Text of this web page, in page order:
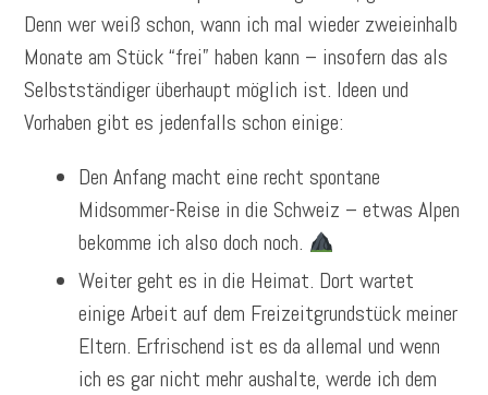
Denn wer weiß schon, wann ich mal wieder zweieinhalb
Monate am Stück “frei” haben kann – insofern das als
Selbstständiger überhaupt möglich ist. Ideen und
Vorhaben gibt es jedenfalls schon einige:
Den Anfang macht eine recht spontane
Midsommer-Reise in die Schweiz – etwas Alpen
bekomme ich also doch noch.
Weiter geht es in die Heimat. Dort wartet
einige Arbeit auf dem Freizeitgrundstück meiner
Eltern. Erfrischend ist es da allemal und wenn
ich es gar nicht mehr aushalte, werde ich dem